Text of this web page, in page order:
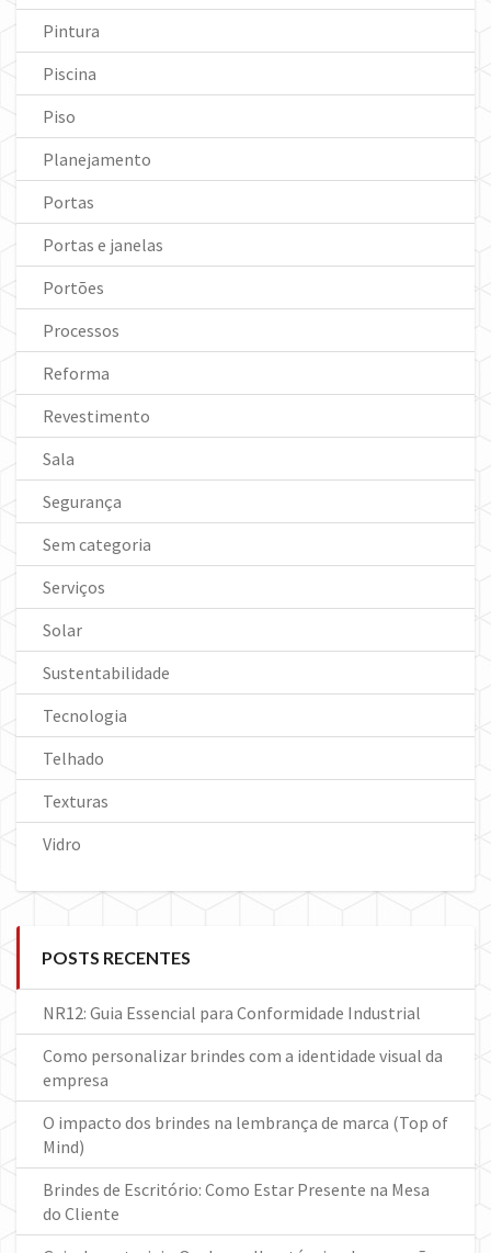
Pintura
Piscina
Piso
Planejamento
Portas
Portas e janelas
Portões
Processos
Reforma
Revestimento
Sala
Segurança
Sem categoria
Serviços
Solar
Sustentabilidade
Tecnologia
Telhado
Texturas
Vidro
POSTS RECENTES
NR12: Guia Essencial para Conformidade Industrial
Como personalizar brindes com a identidade visual da
empresa
O impacto dos brindes na lembrança de marca (Top of
Mind)
Brindes de Escritório: Como Estar Presente na Mesa
do Cliente